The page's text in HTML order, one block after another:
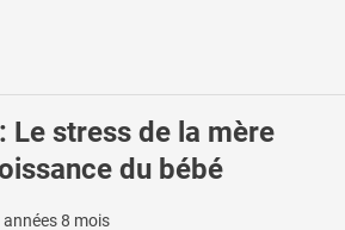
: Le stress de la mère
du bébé
années 8 mois